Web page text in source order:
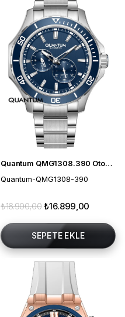
Quantum QMG1308.390 Otomatik Erkek Kol Saati
Quantum-QMG1308-390
₺16.899,00
₺16.900,00
SEPETE EKLE